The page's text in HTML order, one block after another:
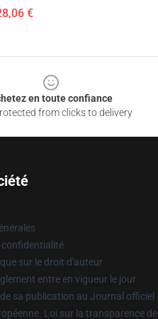
€
en toute confiance
from clicks to delivery
confidentialité
sur le droit d'auteur
entre en vigueur le jour
sa publication au Journal officiel
Loi sur la transparence de